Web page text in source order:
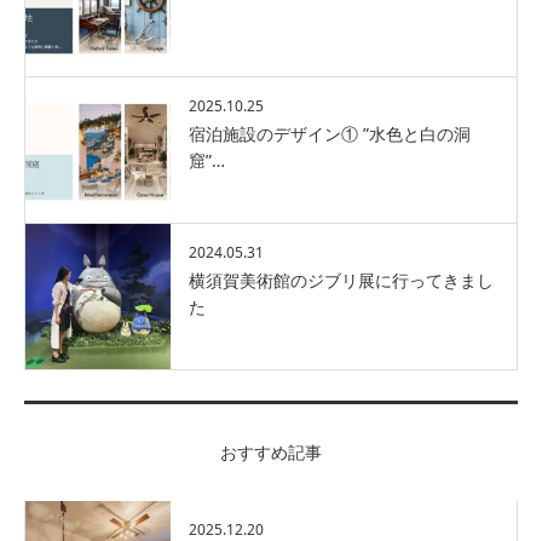
2025.10.25
宿泊施設のデザイン① ”水色と白の洞
窟”…
2024.05.31
横須賀美術館のジブリ展に行ってきまし
た
おすすめ記事
2025.12.20